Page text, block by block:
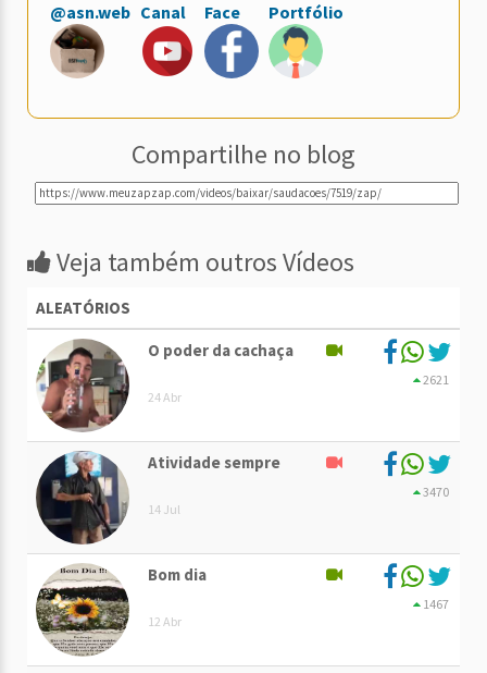
@asn.web Canal Face Portfólio
Compartilhe no blog
Veja também outros Vídeos
ALEATÓRIOS
O poder da cachaça
24 Abr
2621
Atividade sempre
14 Jul
3470
Bom dia
12 Abr
1467